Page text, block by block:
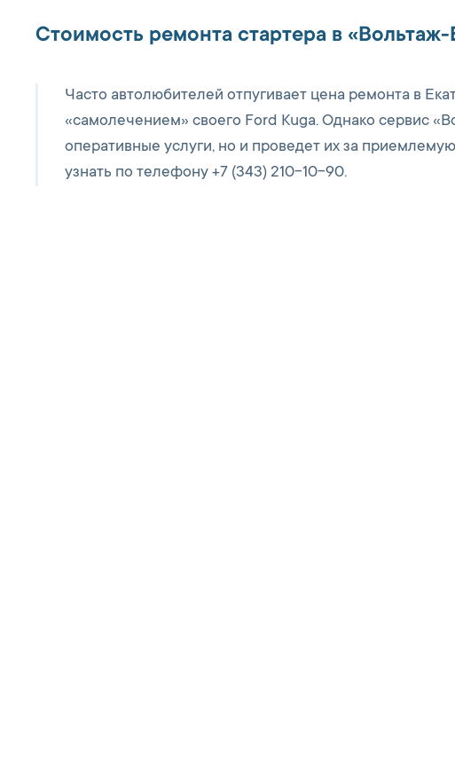
Стоимость ремонта стартера в «Вольтаж-
Часто автолюбителей отпугивает цена ремонта в
«самолечением» своего Ford Kuga. Однако сервис
оперативные услуги, но и проведет их за
узнать по телефону +7 (343) 210-10-90.